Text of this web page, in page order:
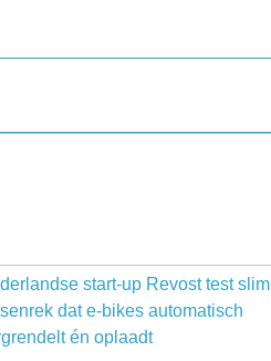
start-up Revost test slim
dat e-bikes automatisch
én oplaadt